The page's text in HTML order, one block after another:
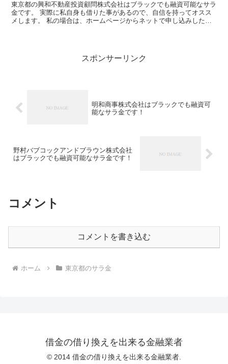
東京都の興和不動産投資顧問株式会社はブラックでも融資可能なサラ
金です。 実際に私自身も借りた事があるので、自信を持ってオスス
メします。 私の場合は、ホームページからネットで申し込みした後
スポンサーリンク
明和商事株式会社はブラックでも融資可
能なサラ金です！
野村バブコックアンドブラウン株式会社
はブラックでも融資可能なサラ金です！
コメント
コメントを書き込む
ホーム 東京都のサラ金
借金の借り換えを出来る金融業者
© 2014 借金の借り換えを出来る金融業者.